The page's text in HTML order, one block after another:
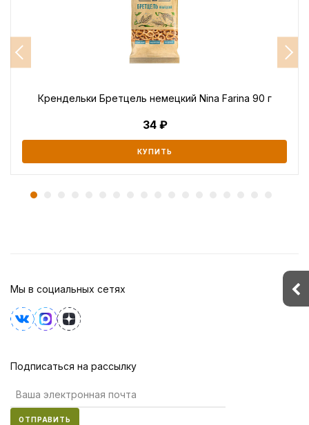
Крендельки Бретцель немецкий Nina Farina 90 г
34
КУПИТЬ
Мы в социальных сетях
Подписаться на рассылку
ОТПРАВИТЬ